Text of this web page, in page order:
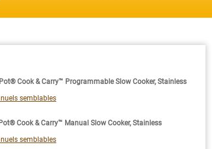
Cook & Carry™ Programmable Slow Cooker, Stainless
semblables
Cook & Carry™ Manual Slow Cooker, Stainless
semblables